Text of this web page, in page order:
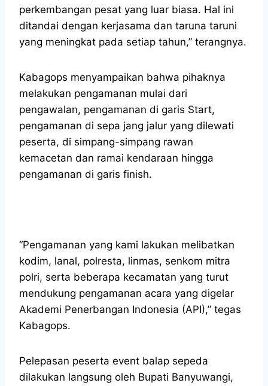
perkembangan pesat yang luar biasa. Hal ini
ditandai dengan kerjasama dan taruna taruni
yang meningkat pada setiap tahun,” terangnya.
Kabagops menyampaikan bahwa pihaknya
melakukan pengamanan mulai dari
pengawalan, pengamanan di garis Start,
pengamanan di sepa jang jalur yang dilewati
peserta, di simpang-simpang rawan
kemacetan dan ramai kendaraan hingga
pengamanan di garis finish.
“Pengamanan yang kami lakukan melibatkan
kodim, lanal, polresta, linmas, senkom mitra
polri, serta beberapa kecamatan yang turut
mendukung pengamanan acara yang digelar
Akademi Penerbangan Indonesia (API),” tegas
Kabagops.
Pelepasan peserta event balap sepeda
dilakukan langsung oleh Bupati Banyuwangi,